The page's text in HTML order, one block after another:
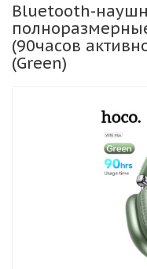
Bluetooth-
(90часов
(Green)